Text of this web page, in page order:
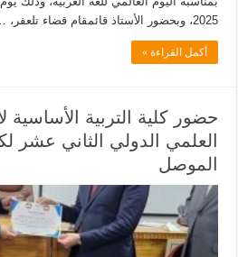
2025، وبحضور الأستاذ قائمقام قضاء تلعفر، …
أكمل القراءة »
حضور كلية التربية الأساسية
العلمي الدولي الثاني عشر
الموصل